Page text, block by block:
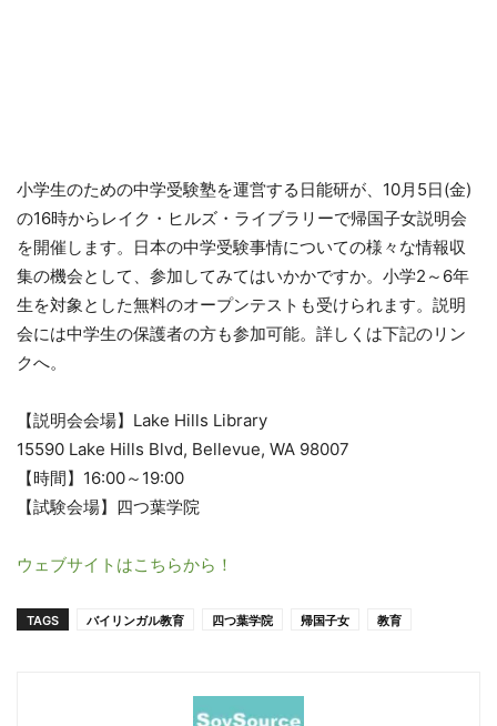
小学生のための中学受験塾を運営する日能研が、10月5日(金)
の16時からレイク・ヒルズ・ライブラリーで帰国子女説明会
を開催します。日本の中学受験事情についての様々な情報収
集の機会として、参加してみてはいかかですか。小学2～6年
生を対象とした無料のオープンテストも受けられます。説明
会には中学生の保護者の方も参加可能。詳しくは下記のリン
クへ。
【説明会会場】Lake Hills Library
15590 Lake Hills Blvd, Bellevue, WA 98007
【時間】16:00～19:00
【試験会場】四つ葉学院
ウェブサイトはこちらから！
TAGS バイリンガル教育 四つ葉学院 帰国子女 教育